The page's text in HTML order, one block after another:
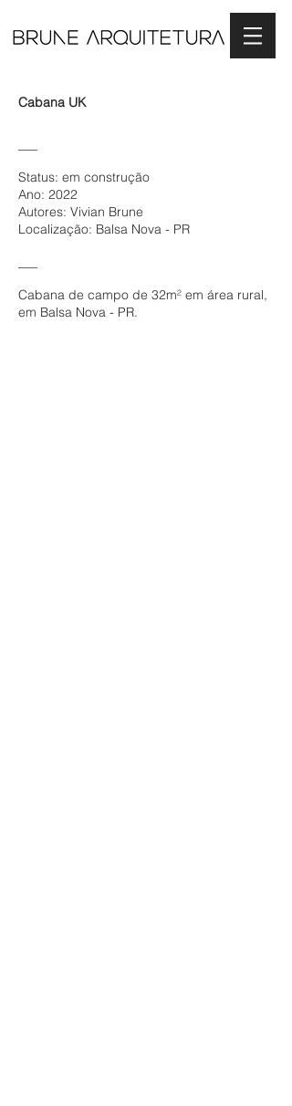
Cabana UK
Status: em construção
Ano: 2022
Autores: Vivian Brune
Localização: Balsa Nova - PR
Cabana de campo de 32m² em área rural,
em Balsa Nova - PR.